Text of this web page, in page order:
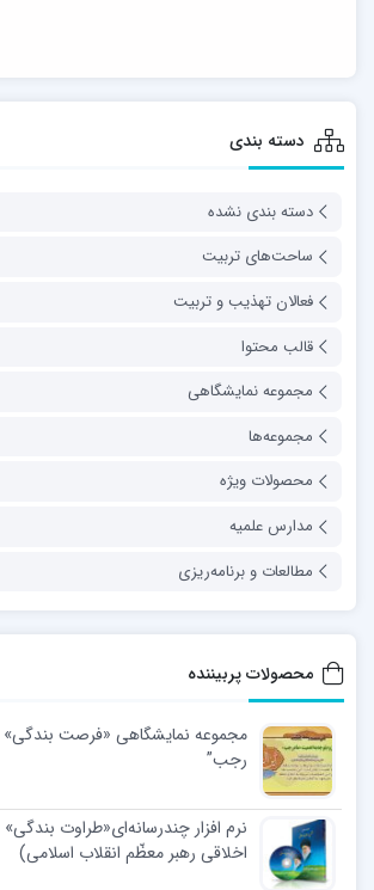
دسته بندی
دسته بندی نشده
ساحت‌های تربیت
فعالان تهذیب و تربیت
قالب محتوا
مجموعه نمایشگاهی
مجموعه‌ها
محصولات ویژه
مدارس علمیه
مطالعات و برنامه‌ریزی
محصولات پربیننده
مجموعه نمایشگاهی «فرصت بندگی»
رجب”
نرم افزار چندرسانه‌ای«طراوت
اخلاقی رهبر معظّم انقلاب اسلامی)